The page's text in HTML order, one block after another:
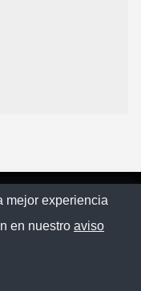
mejor experiencia
en nuestro aviso